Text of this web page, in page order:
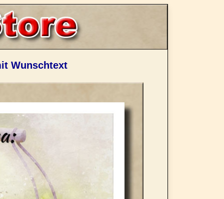
Wunschtext